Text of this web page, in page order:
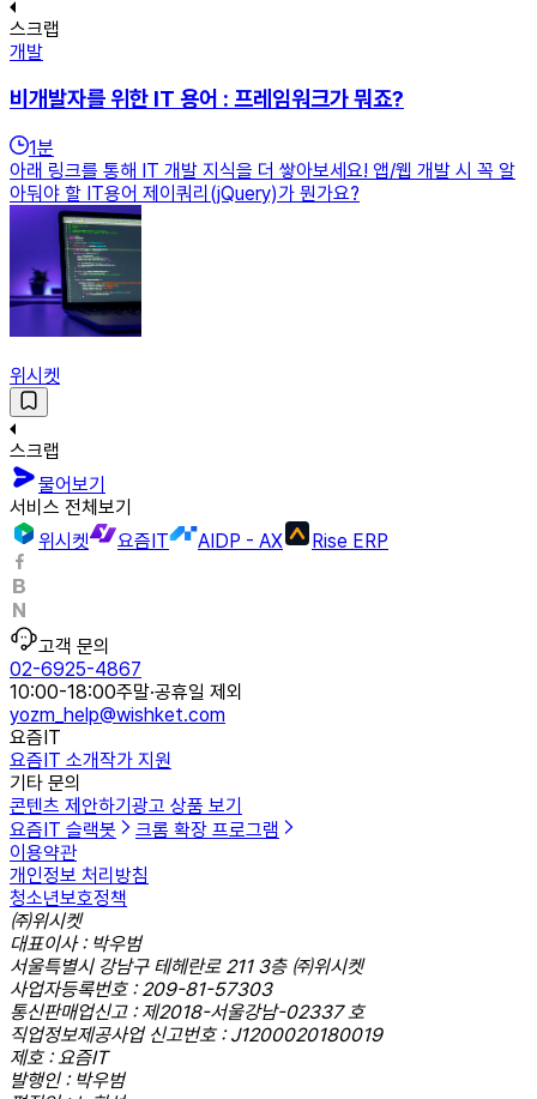
스크랩
개발
비개발자를 위한 IT 용어 : 프레임워크가 뭐죠?
1분
아래 링크를 통해 IT 개발 지식을 더 쌓아보세요! 앱/웹 개발 시 꼭 알
아둬야 할 IT용어 제이쿼리(jQuery)가 뭔가요?
위시켓
스크랩
물어보기
서비스 전체보기
위시켓
요즘IT AIDP - AX Rise ERP
고객 문의
02-6925-4867
10:00-18:00주말·공휴일 제외
yozm_help@wishket.com
요즘IT
요즘IT 소개작가 지원
기타 문의
콘텐츠 제안하기 광고 상품 보기
요즘IT 슬랙봇
크롬 확장 프로그램
이용약관
개인정보 처리방침
청소년보호정책
㈜위시켓
대표이사 : 박우범
서울특별시 강남구 테헤란로 211 3층 ㈜위시켓
사업자등록번호 : 209-81-57303
통신판매업신고 : 제2018-서울강남-02337 호
직업정보제공사업 신고번호 : J1200020180019
제호 : 요즘IT
발행인 : 박우범